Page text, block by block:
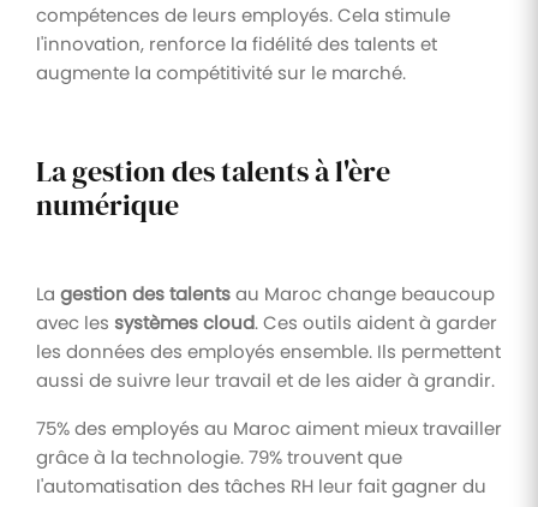
compétences de leurs employés. Cela stimule
l'innovation, renforce la fidélité des talents et
augmente la compétitivité sur le marché.
La gestion des talents à l'ère
numérique
La gestion des talentsau Maroc change beaucoup
avec les systèmes cloud. Ces outils aident à garder
les données des employés ensemble. Ils permettent
aussi de suivre leur travail et de les aider à grandir.
75% des employés au Maroc aiment mieux travailler
grâce à la technologie. 79% trouvent que
l'automatisation des tâches RH leur fait gagner du